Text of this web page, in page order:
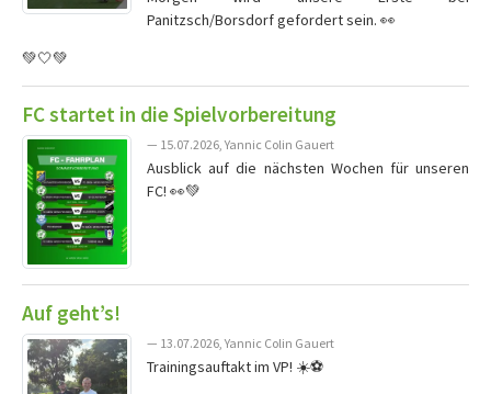
Panitzsch/Borsdorf gefordert sein. 👀
💚🤍💚
FC startet in die Spielvorbereitung
— 15.07.2026, Yannic Colin Gauert
Ausblick auf die nächsten Wochen für unseren
FC! 👀💚
Auf geht’s!
— 13.07.2026, Yannic Colin Gauert
Trainingsauftakt im VP! ☀️⚽️